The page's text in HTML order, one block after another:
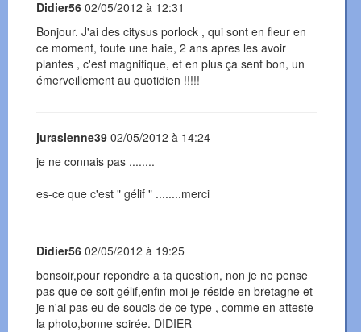
Didier56 02/05/2012 à 12:31
Bonjour. J'ai des citysus porlock , qui sont en fleur en
ce moment, toute une haie, 2 ans apres les avoir
plantes , c'est magnifique, et en plus ça sent bon, un
émerveillement au quotidien !!!!!
jurasienne39 02/05/2012 à 14:24
je ne connais pas ........
es-ce que c'est " gélif " ........merci
Didier56 02/05/2012 à 19:25
bonsoir,pour repondre a ta question, non je ne pense
pas que ce soit gélif,enfin moi je réside en bretagne et
je n'ai pas eu de soucis de ce type , comme en atteste
la photo,bonne soirée. DIDIER